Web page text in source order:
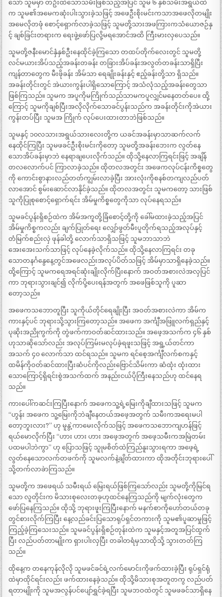
သော် သူမမှာ တဦးထဲသောသမီးဖြစ်သည့်အပြင် သူမ ၆ နှစ်သမီးအရွယ်ထဲ
က သူမ၏အမေကဆုံးပါးသွားခဲ့သဖြင့် အဖေဦးစိုးမင်းကသာအဖေလိုတမျိုး
အမေလိုတဖုံ စောင့်ရှောက်လာခဲ့သဖြင့် သူမတို့သားအဖကြားကသံယောဇဉ်နှ
င့် ချစ်ခြင်းတရားက ရေးဖွဲ့ဖော်ပြလို့မရအောင်အထိ ကြီးမားလှပေသည်။
သူမတို့ဇနီးမောင်နှံနှစ်ဦးနေထိုင်ခဲ့ကြသော တထပ်တိုက်လေးတွင် သူမတို့
လင်မယားအိပ်သည့်အခန်းတခန်း တခြားအိပ်ခန်းအလွတ်တခန်းသာရှိပြီး
ကျန်တာတွေက မီးဖိုခန်း အိမ်သာ ရေချိုးခန်းနှင့် ဧည့်ခန်းတို့သာ ရှိသည်။
အခန်းတိုင်းတွင် အဲယားကွန်းပါရှိသောကြောင့် အသံလုံသည့်အခန်းတွေသာ
ဖြစ်ကြသည်။ သူမက အပူကိုမကြိုက်သည်သာမကပူလျှင်မနေတတ်ပေ။ ထို့
ကြောင့် သူမကိုချစ်ပြီးအလိုလိုက်သောခင်ပွန်းသည်က အခန်းတိုင်းကိုအဲယား
ကွန်းတပ်ပြီး သူမအ ကြိုက် လုပ်ပေးထားတာဘဲဖြစ်သည်။
သူမနှင့် ၁၀လသားအရွယ်သားလေးတို့က ယခင်အခန်းမှာသာဆက်လက်
နေထိုင်ကြပြီး သူမဖခင်ဦးစိုးမင်းကိုတော့ သူမတို့အခန်းဘေးက လွတ်နေ
သောအိပ်ခန်းမှာဘဲ နေရာချပေးလိုက်သည်။ ထိုသို့နေလာကြရင်းဖြင့် အချိန်
တလလောက်ပင် ကြာလာခဲ့သည်။ ထိုတလအတွင်း အဖေကလုပ်ငန်းကိစ္စတွေ
ကို ကောင်းစွာနားလည်တတ်ကျွမ်းလာခဲ့ပြီး အားလုံးကိုစနစ်တကျလည်ပတ်
လာအောင် စွမ်းဆောင်လာနိုင်ခဲ့သည်။ ထိုတလအတွင်း သူမကတော့ သားဖြစ်
သူကိုပြုစုစောင့်ရှောက်ရင်း အိမ်မှုကိစ္စတွေကိုသာ လုပ်နေရသည်။
သူမခင်ပွန်းရှိစဉ်ထဲက အိမ်အကူတို့ခြံစောင့်တို့ကို ခေါ်မထားခဲ့သည့်အပြင်
အိမ်မှုကိစ္စကလည်း ချက်ပြုတ်ရေး လျှော်ဖွတ်မီးပူတိုက်ရသည့်အလုပ်နှင့်
တံမြက်စည်းလှဲ ဖုန်ခါတို့ လောက်သာရှိသဖြင့် သူမဘာသာဘဲ
အေးအေးသက်သာဖြင့် လုပ်နေခဲ့လိုက်သည်။ ထိုသို့နေလာကြရင်း တခု
သောတနင်္ဂနွေနေ့တွင်အဖေလည်းအလုပ်ပိတ်သဖြင့် အိမ်မှာသာရှိနေခဲ့သည်။
ထို့ကြောင့် သူမကရေအရင်ဆုံးချိုးလိုက်ပြီးနောက် အဝတ်အစားလဲအလှပြင်
ကာ ဘုရားသွားချင်၍ လိုက်ပို့ပေးရန်အတွက် အဖေဖြစ်သူကို ပူဆာ
တော့သည်။
အဖေကသဘောတူပြီး သူကိုယ်တိုင်ရေချိုးပြီး အဝတ်အစားလဲကာ အိမ်က
ကားနှင့်ပင် ဘုရားသို့သွားကြတော့သည်။ အဖေက အင်္ကျီအဖြူလက်ရှည်နှင့်
ပုဆိုးအညိုကွက်ကို တွဲဖက်ကာဝတ်ဆင်ထားသည်။ အဖေ့အသက်က ၄၆ နှစ်
ဟုသာဆိုသော်လည်း အလုပ်ကြမ်းမလုပ်ခဲ့ရဖူးသဖြင့် အရွ့ယ်တင်ကာ
အသက် ၄၀ လောက်သာ ထင်ရသည်။ သူမက ရင်စေ့အင်္ကျီလက်စကနှင့်
ထမိန်ကိုဝတ်ဆင်ထားပြီးဆံပင်ကိုလည်းဗြောင်သိမ်းကာ ဆံထုံး ထုံးထား
သောကြောင့်ရှိရင်းစွဲအသက်ထက် အနည်းငယ်ပိုကြီးနေသည်ဟု ထင်နေရ
သည်။
ကားပေါ်ကဆင်းကြပြီးနောက် အဖေကသူ့ရဲ့မြေးကိုချီထားသဖြင့် သူမက
“ဟွန်း အဖေက သူ့မြေးကိုဘဲချီနေတယ်အဖေ့အတွက် သမီးကအရေးမပါ
တော့ဘူးလား?” ဟု မူနွဲ့ကာမေးလိုက်သဖြင့် အဖေကသဘောကျဟန်ဖြင့်
ရယ်မောလိုက်ပြီး “ဟား ဟား ဟား အဖေ့အတွက် အဖေ့သမီးကအမြဲတမ်း
ပထမပါဘဲကွာ” ဟု ပြောသဖြင့် သူုမစိတ်ထဲကြည်နူးသွားရကာ အဖေ့ရဲ့
လွတ်နေသောလက်တဖက်ကို သူမလက်နဲ့ချိတ်ထားကာ ထိုအတိုင်းဘုရားပေါ်
သို့တက်လာခဲာကြသည်။
သူမတို့က အဖေရယ် သမီးရယ် မြေးရယ်ဖြစ်ကြသော်လည်း သူမတို့ကိုမြင်ရ
သော လူတိုင်းက မိသားစုလေးတခုဟုထင်နေကြသည်ကို မျက်လုံးတွေက
ဖော်ပြနေကြသည်။ ထိုသို့ ဘုရားဖူးကြပြီးနောက် မနက်စာကိုဟော်တယ်တခု
တွင်စားလိုက်ကြပြီး နေ့လည်ခင်းပြသောရုပ်ရှင်တကားကို သူမ၏ပူဆာမှုဖြင့်
ကြည့်ခဲ့ကြသေးသည်။ သူမခင်ပွန်းရှိစဉ်တုန်းထဲက သူမနှင့်အတူအပြင်ထွက်
ပြီး လည်ပတ်တာမျိုးက ရှားပါးလှပြီး တခါတရံမှသာထိုသို့ သွားတတ်ကြ
သည်။
ထိုနေ့က တနေကုန်လိုလို သူမဖင်ခင်ရဲ့လက်မောင်းကိုဖက်ထားခဲ့ပြီး ရုပ်ရှင်ရုံ
ထဲမှာထိုင်ရင်းလည်း ဖက်ထားနေခဲ့သည်။ ထိုသို့မိသားစုအတူတကွ လည်ပတ်
ရတာမျိုးကို သူမအလွန်ပင်ပျော်ရွှင်ခဲ့ရပြီး သူမဘဝထဲတွင် သူမဖခင်သာရှိနေ